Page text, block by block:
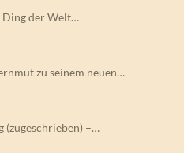
Ding der Welt…
zu seinem neuen…
(zugeschrieben) –…